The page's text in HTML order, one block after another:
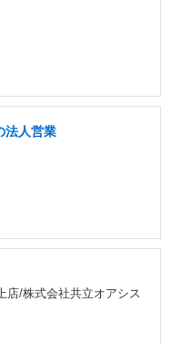
法人営業
店/株式会社共立オアシス